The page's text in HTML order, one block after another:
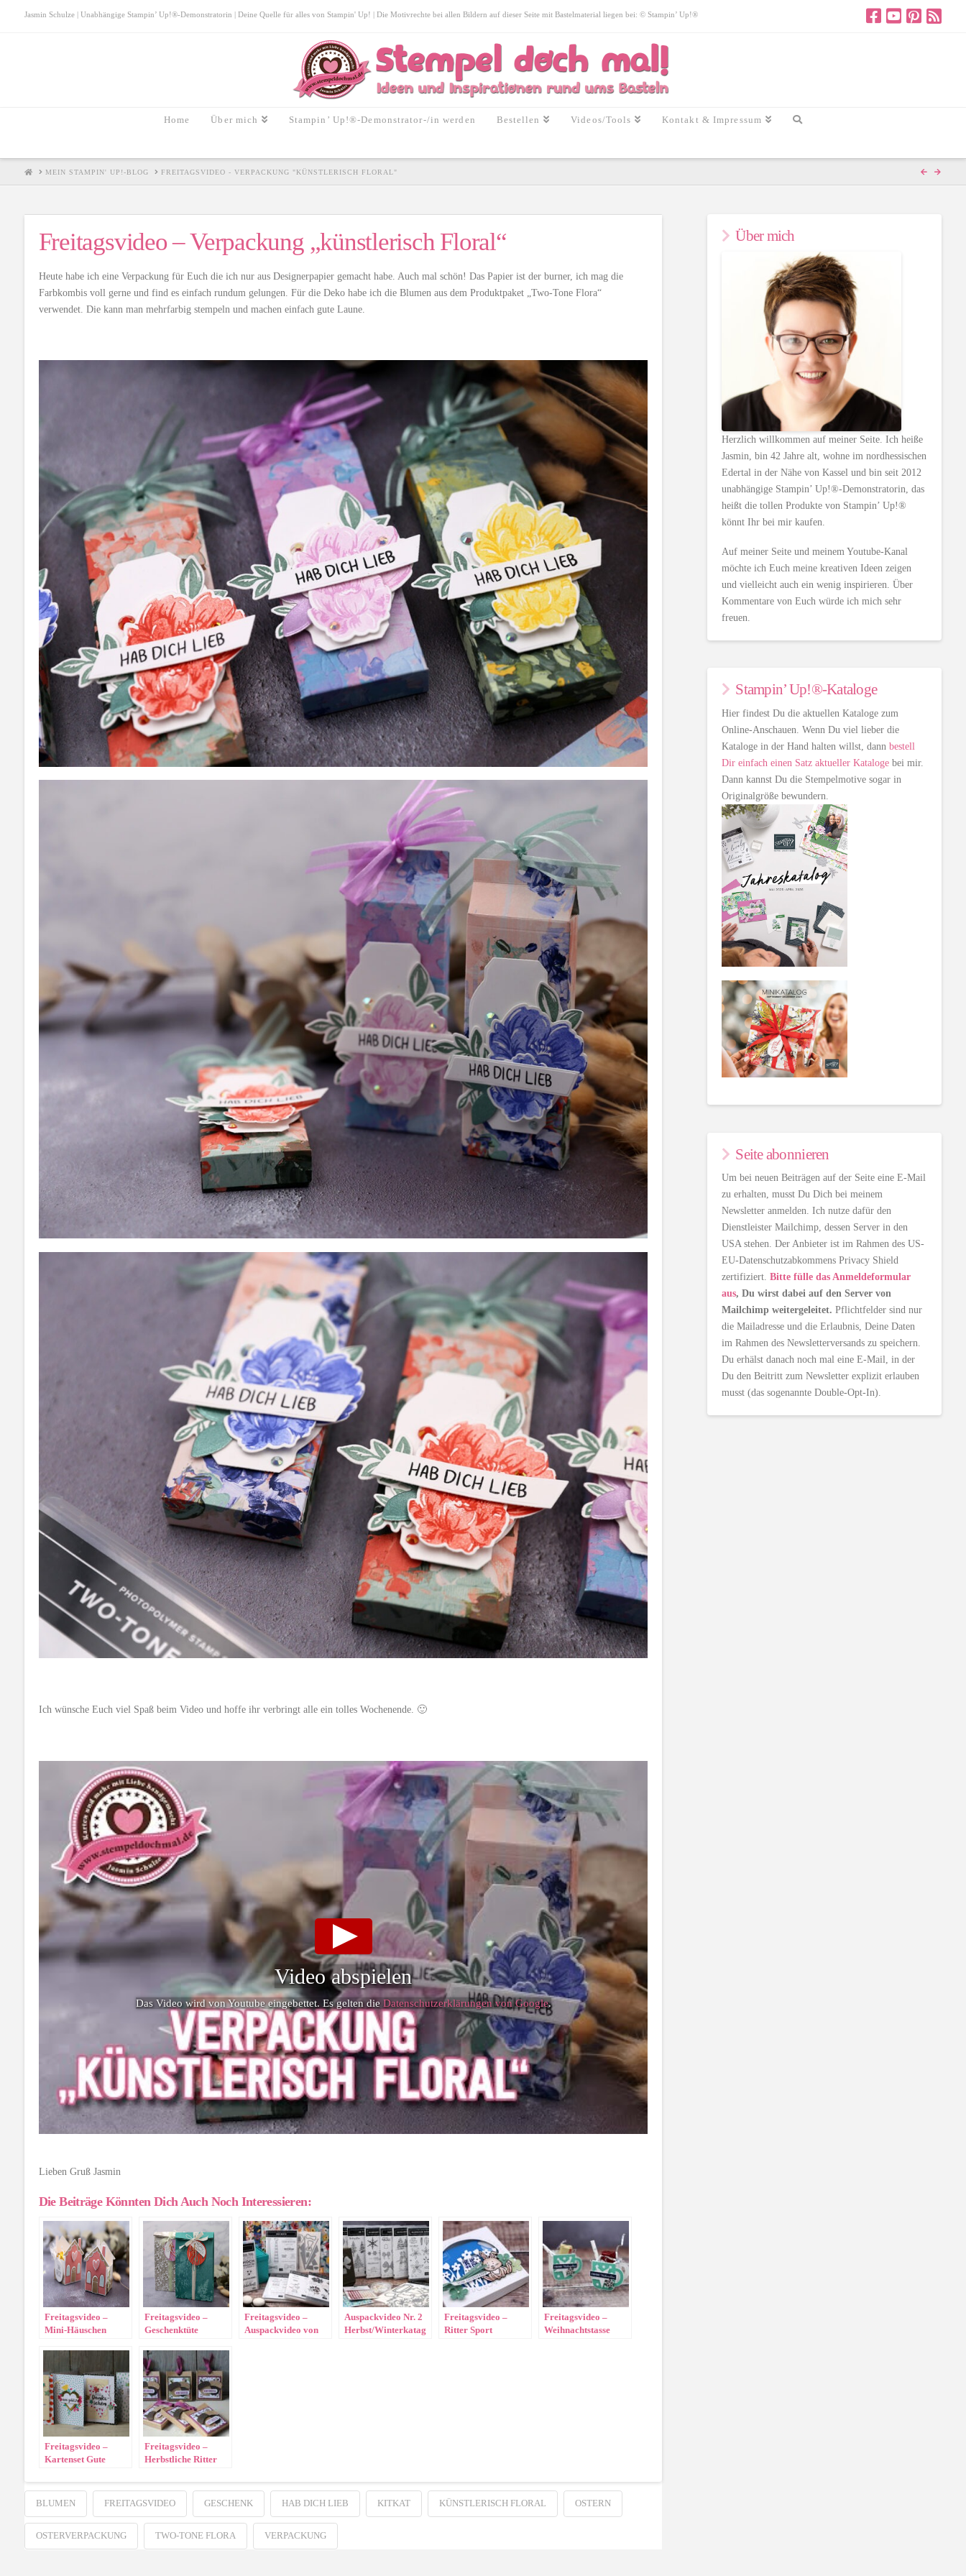
Jasmin Schulze | Unabhängige Stampin’ Up!®-Demonstratorin | Deine Quelle für alles von Stampin' Up! | Die Motivrechte bei allen Bildern auf dieser Seite mit Bastelmaterial liegen bei: © Stampin’ Up!®
Home Über mich Stampin’ Up!®-Demonstrator-/in werden Bestellen Videos/Tools Kontakt & Impressum
HOMEMEIN STAMPIN' UP!-BLOG FREITAGSVIDEO - VERPACKUNG "KÜNSTLERISCH FLORAL"
Freitagsvideo – Verpackung „künstlerisch Floral“
Heute habe ich eine Verpackung für Euch die ich nur aus Designerpapier gemacht habe. Auch mal schön! Das Papier ist der burner, ich mag die
Farbkombis voll gerne und find es einfach rundum gelungen. Für die Deko habe ich die Blumen aus dem Produktpaket „Two-Tone Flora“
verwendet. Die kann man mehrfarbig stempeln und machen einfach gute Laune.
Ich wünsche Euch viel Spaß beim Video und hoffe ihr verbringt alle ein tolles Wochenende. 🙂
Video abspielen
Das Video wird von Youtube eingebettet. Es gelten die Datenschutzerklärungen von Google.
Lieben Gruß Jasmin
Die Beiträge Könnten Dich Auch Noch Interessieren:
Freitagsvideo –
Mini-Häuschen
Freitagsvideo –
Geschenktüte
Freitagsvideo –
Auspackvideo von
Auspackvideo Nr. 2
Herbst/Winterkatag
Freitagsvideo –
Ritter Sport
Freitagsvideo –
Weihnachtstasse
Freitagsvideo –
Kartenset Gute
Freitagsvideo –
Herbstliche Ritter
BLUMEN FREITAGSVIDEO GESCHENK HAB DICH LIEB KITKAT KÜNSTLERISCH FLORAL OSTERN
OSTERVERPACKUNG TWO-TONE FLORA VERPACKUNG
Über mich
Herzlich willkommen auf meiner Seite. Ich heiße
Jasmin, bin 42 Jahre alt, wohne im nordhessischen
Edertal in der Nähe von Kassel und bin seit 2012
unabhängige Stampin’ Up!®-Demonstratorin, das
heißt die tollen Produkte von Stampin’ Up!®
könnt Ihr bei mir kaufen.
Auf meiner Seite und meinem Youtube-Kanal
möchte ich Euch meine kreativen Ideen zeigen
und vielleicht auch ein wenig inspirieren. Über
Kommentare von Euch würde ich mich sehr
freuen.
Stampin’ Up!®-Kataloge
Hier findest Du die aktuellen Kataloge zum
Online-Anschauen. Wenn Du viel lieber die
Kataloge in der Hand halten willst, dannbestell
Dir einfach einen Satz aktueller Kataloge bei mir.
Dann kannst Du die Stempelmotive sogar in
Originalgröße bewundern.
Seite abonnieren
Um bei neuen Beiträgen auf der Seite eine E-Mail
zu erhalten, musst Du Dich bei meinem
Newsletter anmelden. Ich nutze dafür den
Dienstleister Mailchimp, dessen Server in den
USA stehen. Der Anbieter ist im Rahmen des US-
EU-Datenschutzabkommens Privacy Shield
zertifiziert.Bitte fülle das Anmeldeformular
aus, Du wirst dabei auf den Server von
Mailchimp weitergeleitet. Pflichtfelder sind nur
die Mailadresse und die Erlaubnis, Deine Daten
im Rahmen des Newsletterversands zu speichern.
Du erhälst danach noch mal eine E-Mail, in der
Du den Beitritt zum Newsletter explizit erlauben
musst (das sogenannte Double-Opt-In).